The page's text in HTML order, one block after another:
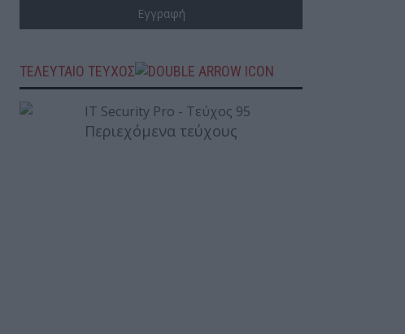
ΤΕΛΕΥΤΑΙΟ ΤΕΥΧΟΣ
Περιεχόμενα τεύχους